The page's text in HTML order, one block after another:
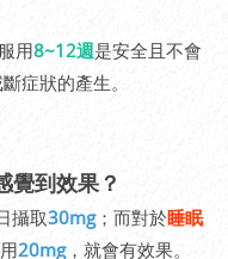
用8~12週是安全且不會
症狀的產生。
覺到效果？
攝取30mg；而對於睡眠
20mg，就會有效果。